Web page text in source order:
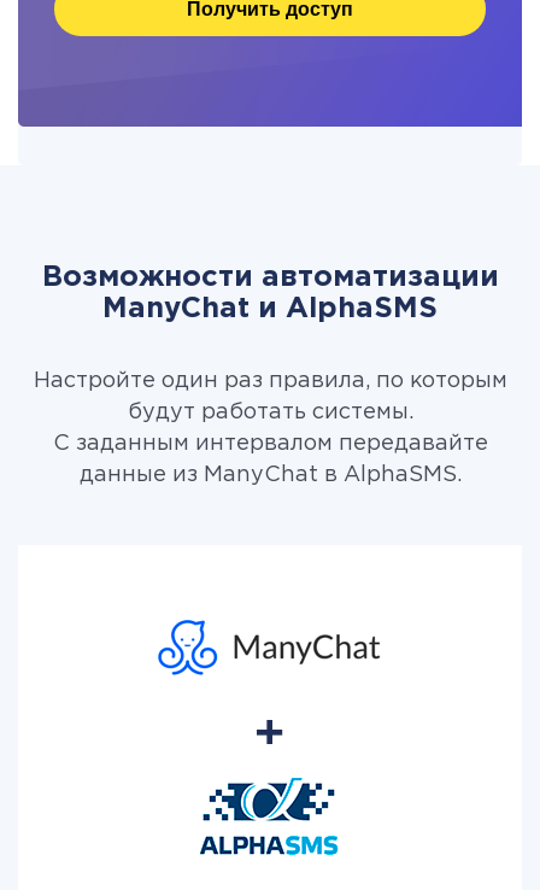
Получить доступ
Возможности автоматизации
ManyChat и AlphaSMS
Настройте один раз правила, по которым
будут работать системы.
С заданным интервалом передавайте
данные из ManyChat в AlphaSMS.